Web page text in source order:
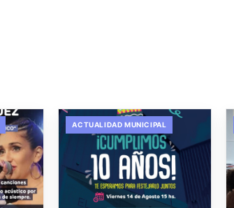
ACTUALIDAD MUNICIPAL